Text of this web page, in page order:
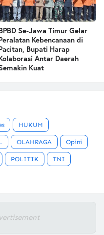
Se-Jawa Timur Gelar
Kebencanaan di
Bupati Harap
Antar Daerah
Kuat
HUKUM
OLAHRAGA Opini
POLITIK TNI